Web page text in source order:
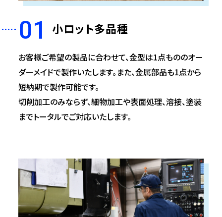
01 小ロット多品種
お客様ご希望の製品に合わせて、金型は1点もののオー
ダーメイドで製作いたします。また、金属部品も1点から
短納期で製作可能です。
切削加工のみならず、細物加工や表面処理、溶接、塗装
までトータルでご対応いたします。